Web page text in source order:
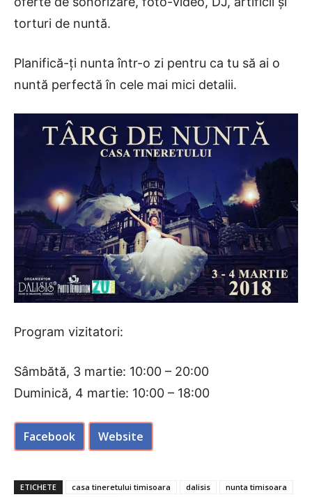
torturi de nuntă.
Planifică-ți nunta într-o zi pentru ca tu să ai o
nuntă perfectă în cele mai mici detalii.
Program vizitatori:
Sâmbătă, 3 martie: 10:00 – 20:00
Duminică, 4 martie: 10:00 – 18:00
Facebook Website
ETICHETE casa tineretului timisoara dalisis
nunta timisoara